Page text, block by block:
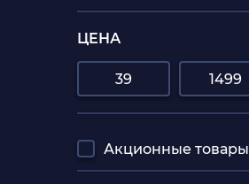
ЦЕНА
Акционные товары